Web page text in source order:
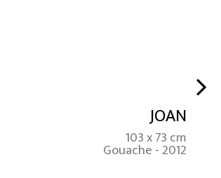
JOAN
103 x 73 cm
Gouache - 2012